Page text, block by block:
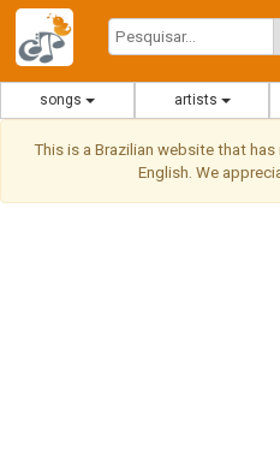
songs artists
This is a Brazilian website that
English. We